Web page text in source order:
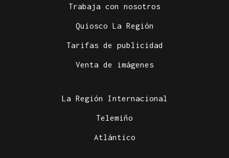
Trabaja con nosotros
Quiosco La Región
Tarifas de publicidad
Venta de imágenes
La Región Internacional
Telemiño
Atlántico